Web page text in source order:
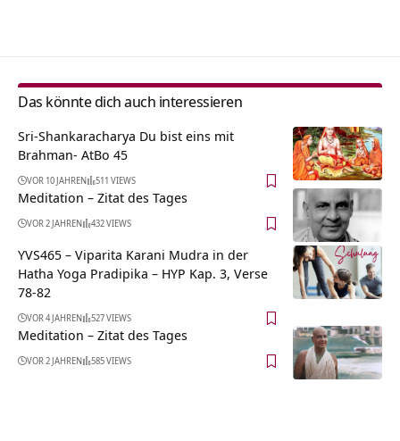
Das könnte dich auch interessieren
Sri-Shankaracharya Du bist eins mit
Brahman- AtBo 45
VOR 10 JAHREN 511 VIEWS
Meditation – Zitat des Tages
VOR 2 JAHREN 432 VIEWS
YVS465 – Viparita Karani Mudra in der
Hatha Yoga Pradipika – HYP Kap. 3, Verse
78-82
VOR 4 JAHREN 527 VIEWS
Meditation – Zitat des Tages
VOR 2 JAHREN 585 VIEWS